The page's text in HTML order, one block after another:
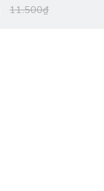
80 trang
11.500₫